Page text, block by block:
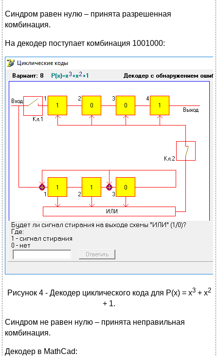
Синдром равен нулю – принята разрешенная
комбинация.
На декодер поступает комбинация 1001000:
Рисунок 4 - Декодер циклического кода для P(x) = x3+ x2
+ 1.
Синдром не равен нулю – принята неправильная
комбинация.
Декодер в MathCad: